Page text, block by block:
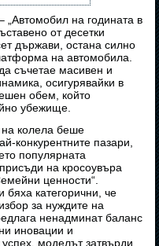
„Автомобил на годината в
от десетки
държави, остана силно
на автомобила.
съчетае масивен и
осигурявайки в
обем, който
убежище.
на колела беше
конкурентните пазари,
популярната
на кросоувъра
ценности“.
бяха категорични, че
за нуждите на
ненадминат баланс
иновации и
моделът затвърди